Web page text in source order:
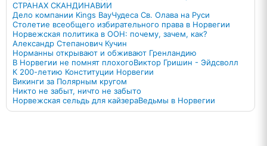
СТРАНАХ СКАНДИНАВИИ
Дело компании Kings BayЧудеса Св. Олава на Руси
Столетие всеобщего избирательного права в Норвегии
Норвежская политика в ООН: почему, зачем, как?
Александр Степанович Кучин
Норманны открывают и обживают Гренландию
В Норвегии не помнят плохогоВиктор Гришин - Эйдсволл
К 200-летию Конституции Норвегии
Викинги за Полярным кругом
Никто не забыт, ничто не забыто
Норвежская сельдь для кайзераВедьмы в Норвегии